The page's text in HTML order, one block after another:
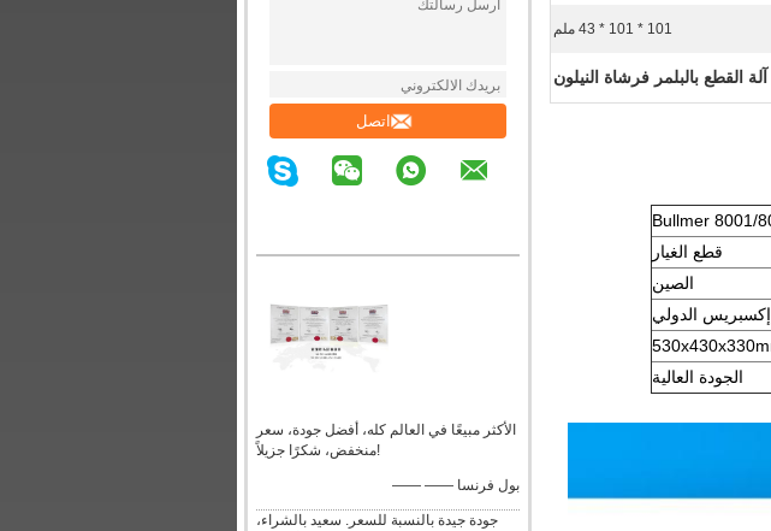
اتصل
الأكثر مبيعًا في العالم كله، أفضل جودة، سعر
منخفض، شكرًا جزيلاً!
—— —— بول فرنسا
جودة جيدة بالنسبة للسعر. سعيد بالشراء،
101 * 101 * 43 ملم
آلة القطع بالبلمر فرشاة النيلون
قطع الغيار
الصين
إكسبريس الدولي
الجودة العالية